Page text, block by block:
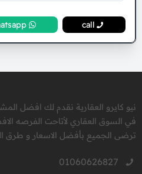
call
نيو كايرو العقارية نقدم لك افضل
في السوق العقاري لأتاحت الفرصه
ترضى الجميع بأفضل الاسعار و طرق
01060626827